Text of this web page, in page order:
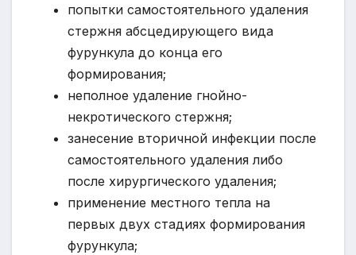
попытки самостоятельного удаления
стержня абсцедирующего вида
фурункула до конца его
формирования;
неполное удаление гнойно-
некротического стержня;
занесение вторичной инфекции после
самостоятельного удаления либо
после хирургического удаления;
применение местного тепла на
первых двух стадиях формирования
фурункула;